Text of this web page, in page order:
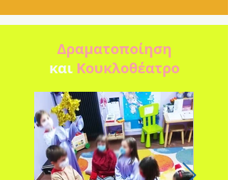
Δραματοποίηση
και Κουκλοθέατρο